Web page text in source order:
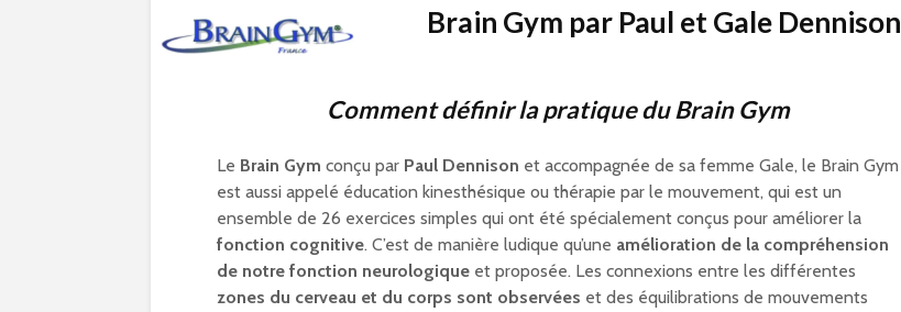
Brain Gym par Paul et Gale Dennison
Comment définir la pratique du Brain Gym
Le Brain Gym conçu par Paul Dennison et accompagnée de sa femme Gale, le Brain Gym
est aussi appelé éducation kinesthésique ou thérapie par le mouvement, qui est un
ensemble de 26 exercices simples qui ont été spécialement conçus pour améliorer la
fonction cognitive. C’est de manière ludique qu’une amélioration de la compréhension
de notre fonction neurologique et proposée. Les connexions entre les différentes
zones du cerveau et du corps sont observées et des équilibrations de mouvements